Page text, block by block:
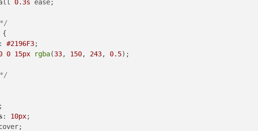
0.3s ease;
*/
{
: #2196F3;
0 15px rgba(33, 150, 243, 0.5);
*/
;
: 10px;